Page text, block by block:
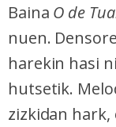
Baina O de
nuen.
harekin hasi
hutsetik.
zizkidan